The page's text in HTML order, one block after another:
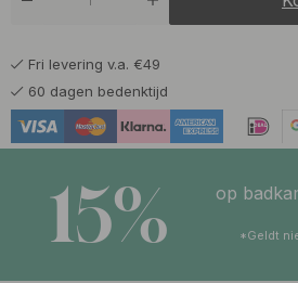
Fri levering v.a. €49
60 dagen bedenktijd
15%
op
*Geldt